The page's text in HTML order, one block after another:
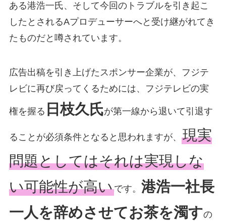
ある港浩一氏、そして今回のトラブルを引き起こ
したとされるAプロデューサーへと受け継がれてき
たものだと噂されています。
広告出稿を引き上げたスポンサー企業が、フジテ
レビに再び戻ってくるためには、フジテレビの実
権を握る 日枝久氏が第一線から退いて引退す
ることが必須条件となると思われますが、 現実
問題としてはそれは実現しな
い可能性が高いです。 港浩一社長
一人を辞めさせてお茶を濁すの